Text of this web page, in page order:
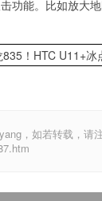
功能。比如放大
，如若转载，请